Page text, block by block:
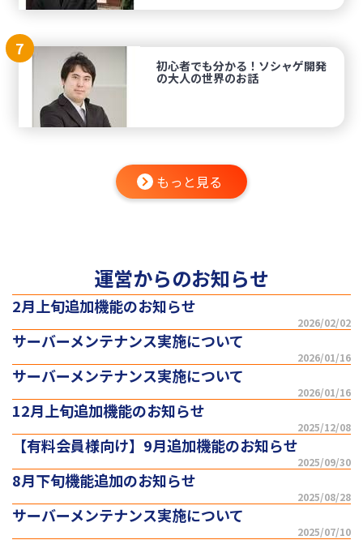
7
初心者でも分かる！ソシャゲ開発
の大人の世界のお話
もっと見る
運営からのお知らせ
2月上旬追加機能のお知らせ
2026/02/02
サーバーメンテナンス実施について
2026/01/16
サーバーメンテナンス実施について
2026/01/16
12月上旬追加機能のお知らせ
2025/12/08
【有料会員様向け】9月追加機能のお知らせ
2025/09/30
8月下旬機能追加のお知らせ
2025/08/28
サーバーメンテナンス実施について
2025/07/10